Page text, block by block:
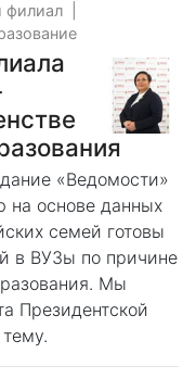
филиал
«Ведомости»
на основе данных
семей готовы
в ВУЗы по причине
Мы
Президентской